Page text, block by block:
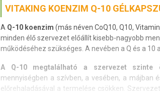
VITAKING KOENZIM Q-10
A Q-10 koenzim (más néven CoQ10, Q10,
minden élő szervezet előállít kisebb-nagyobb
működéséhez szükséges. A nevében a Q és a 10
A Q-10 megtalálható a szervezet szinte
mennyiségben a szívben, a vesében, a májban
előrehaladásával a termelése csökken.